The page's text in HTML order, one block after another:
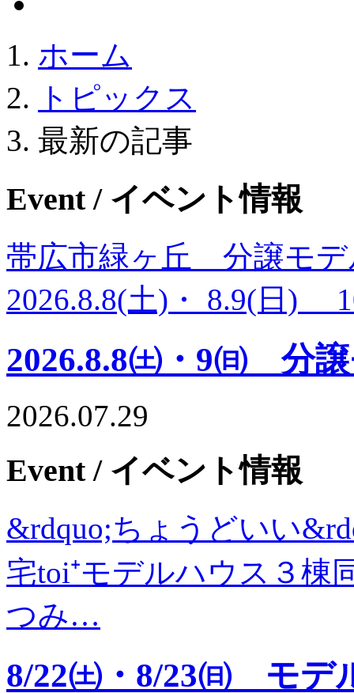
ホーム
トピックス
最新の記事
Event/ イベント情報
帯広市緑ヶ丘 分譲モデ
2026.8.8(土)・ 8.9(日)
2026.8.8㈯・9㈰ 分
2026.07.29
Event/ イベント情報
&rdquo;ちょうどいい
宅toi⁺モデルハウス３棟
つみ…
8/22㈯・8/23㈰ モデ